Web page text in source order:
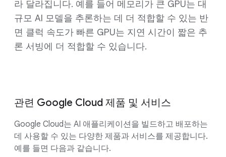
라 달라집니다. 예를 들어 메모리가 큰 GPU는 대
규모 AI 모델을 추론하는 데 더 적합할 수 있는 반
면 클럭 속도가 빠른 GPU는 지연 시간이 짧은 추
론 서빙에 더 적합할 수 있습니다.
관련 Google Cloud 제품 및 서비스
Google Cloud는 AI 애플리케이션을 빌드하고 배포하는
데 사용할 수 있는 다양한 제품과 서비스를 제공합니다.
예를 들면 다음과 같습니다.